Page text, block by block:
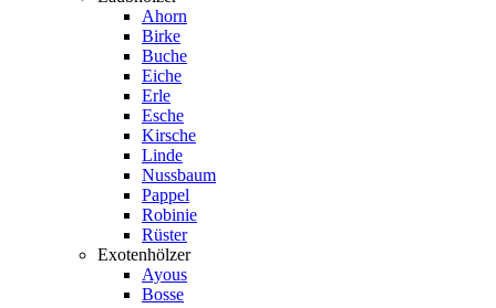
Ahorn
Birke
Buche
Eiche
Erle
Esche
Kirsche
Linde
Nussbaum
Pappel
Robinie
Rüster
Exotenhölzer
Ayous
Bosse